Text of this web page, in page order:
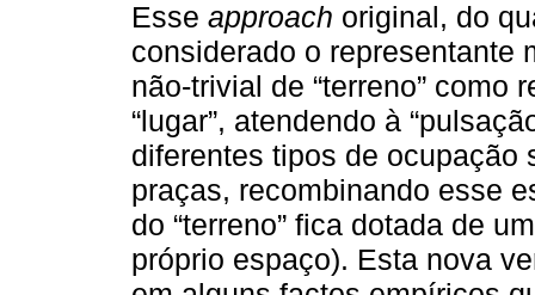
Esse approach original, do
considerado o representante
não-trivial de “terreno” como
“lugar”, atendendo à
diferentes tipos de
praças, recombinando esse
do “terreno” fica dotada de
próprio espaço). Esta nova